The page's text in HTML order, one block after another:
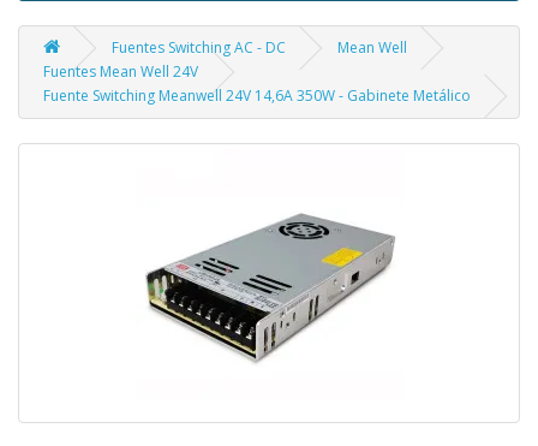
Fuentes Switching AC - DC
Mean Well
Fuentes Mean Well 24V
Fuente Switching Meanwell 24V 14,6A 350W - Gabinete Metálico